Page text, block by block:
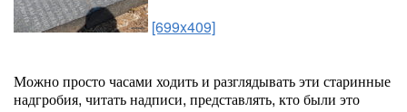
[699x409]
Можно просто часами ходить и разглядывать эти старинные
надгробия, читать надписи, представлять, кто были это